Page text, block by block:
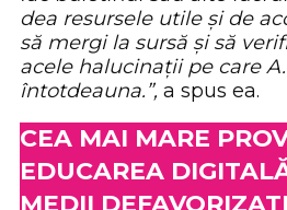
dea resursele utile și de
să mergi la sursă și să
acele halucinații pe care
întotdeauna.”, a spus ea.
CEA MAI MARE
EDUCAREA